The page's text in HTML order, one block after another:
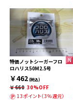
特価ノットシーガーフロ
ロハリス50M2.5号
￥462(税込)
￥660 30%OFF
13ポイント（3％還元）